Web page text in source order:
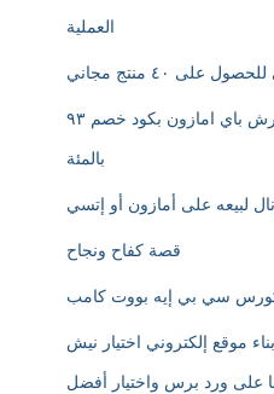
العملية
٤٠ منتج مجاني
رابط الحصول على كورس ميرش باي امازون بكود خصم ٩٣
بالمئة
لبيعه على أمازون أو إتسي
قصة كفاح ونجاح
سي بي إيه بووت كامب
موقع إلكتروني اختيار نيش
على ورد برس واختيار أفضل